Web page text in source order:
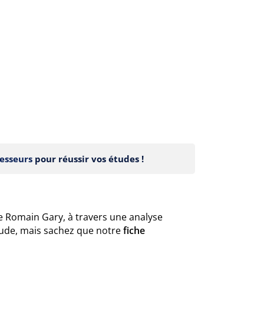
pour réussir vos études !
Gary, à travers une analyse
mais sachez que notrefiche